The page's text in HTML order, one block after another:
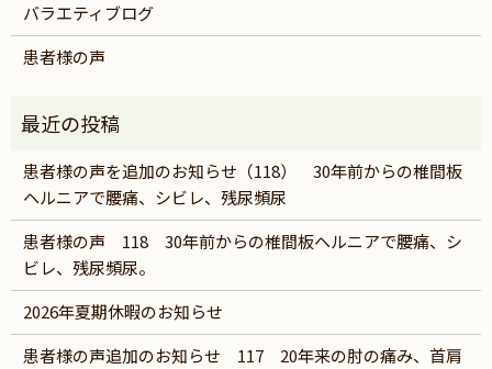
バラエティブログ
患者様の声
患者様の声を追加のお知らせ（118） 30年前からの椎間板
ヘルニアで腰痛、シビレ、残尿頻尿
患者様の声 118 30年前からの椎間板ヘルニアで腰痛、シ
ビレ、残尿頻尿。
2026年夏期休暇のお知らせ
患者様の声追加のお知らせ 117 20年来の肘の痛み、首肩